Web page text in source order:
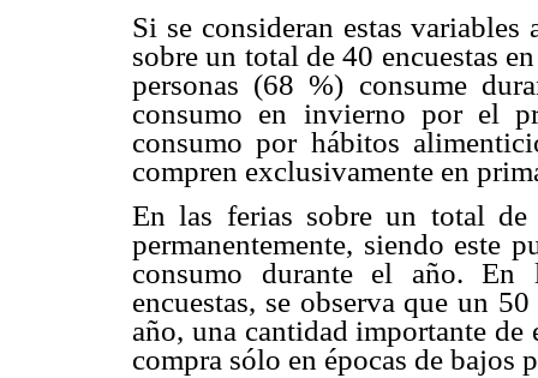
Si se consideran estas variables
sobre un total de 40 encuestas
personas (68 %) consume
consumo en invierno por el
consumo por hábitos
compren exclusivamente en
En las ferias sobre un total de
permanentemente, siendo este
consumo durante el año.
encuestas, se observa que un
año, una cantidad importante
compra sólo en épocas de bajos